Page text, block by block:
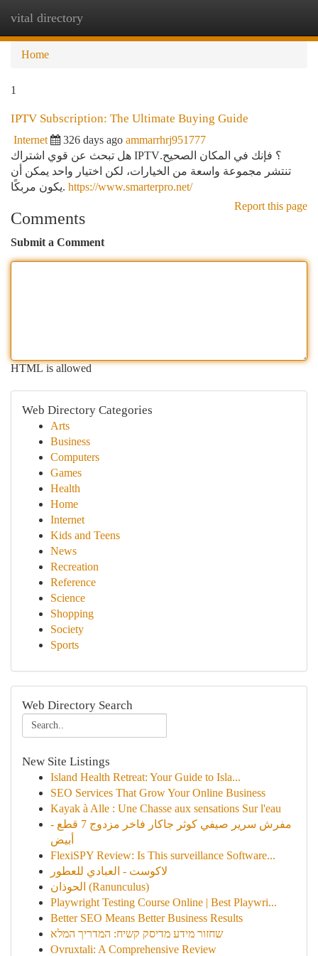
vital directory
Home
1
IPTV Subscription: The Ultimate Buying Guide
Internet 326 days ago ammarrhrj951777
هل تبحث عن قوي اشتراك IPTV؟ فإنك في المكان الصحيح.
تنتشر مجموعة واسعة من الخيارات، لكن اختيار واحد يمكن أن
يكون مربكًا. https://www.smarterpro.net/
Report this page
Comments
Submit a Comment
HTML is allowed
Web Directory Categories
Arts
Business
Computers
Games
Health
Home
Internet
Kids and Teens
News
Recreation
Reference
Science
Shopping
Society
Sports
Web Directory Search
New Site Listings
Island Health Retreat: Your Guide to Isla...
SEO Services That Grow Your Online Business
Kayak à Alle : Une Chasse aux sensations Sur l'eau
مفرش سرير صيفي كوثر جاكار فاخر مزدوج 7 قطع -
أبيض
FlexiSPY Review: Is This surveillance Software...
لاكوست - العبادي للعطور
الحوذان (Ranunculus)
Playwright Testing Course Online | Best Playwri...
Better SEO Means Better Business Results
שחזור מידע מדיסק קשיח: המדריך המלא
Ovruxtali: A Comprehensive Review